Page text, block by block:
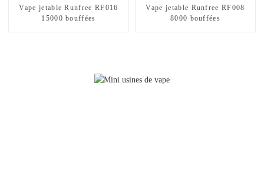
Vape jetable Runfree RF016
15000 bouffées
Vape jetable Runfree RF008
8000 bouffées